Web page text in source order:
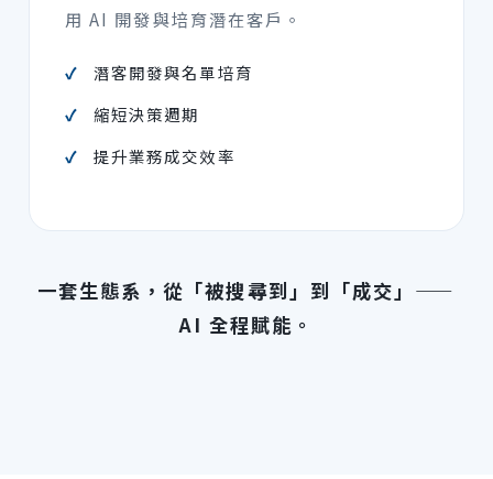
用 AI 開發與培育潛在客戶。
潛客開發與名單培育
縮短決策週期
提升業務成交效率
一套生態系，從「被搜尋到」到「成交」——
AI 全程賦能。